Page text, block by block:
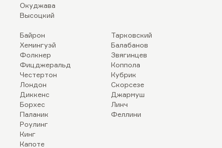
Окуджава
Высоцкий
Байрон
Хемингуэй
Фолкнер
Фицджеральд
Честертон
Лондон
Диккенс
Борхес
Паланик
Роулинг
Кинг
Капоте
Тарковский
Балабанов
Звягинцев
Коппола
Кубрик
Скорсезе
Джармуш
Линч
Феллини